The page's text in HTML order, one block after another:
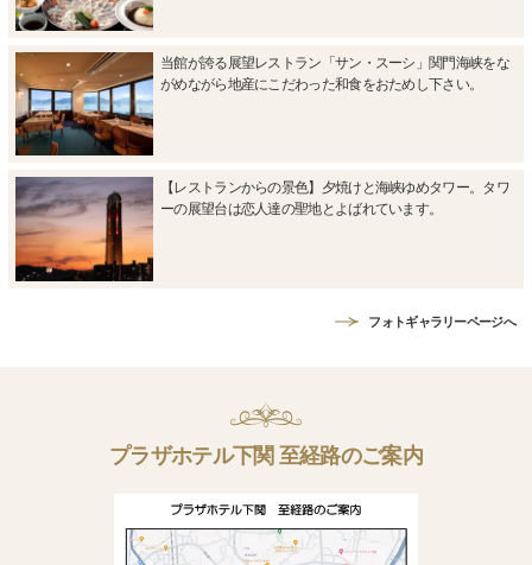
当館が誇る展望レストラン「サン・スーシ」関門海峡をな
がめながら地産にこだわった和食をおためし下さい。
【レストランからの景色】夕焼けと海峡ゆめタワー。タワ
ーの展望台は恋人達の聖地とよばれています。
フォトギャラリーページへ
プラザホテル下関 至経路のご案内